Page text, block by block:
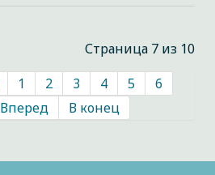
Страница 7 из 10
1 2 3 4 5
6
Вперед В конец